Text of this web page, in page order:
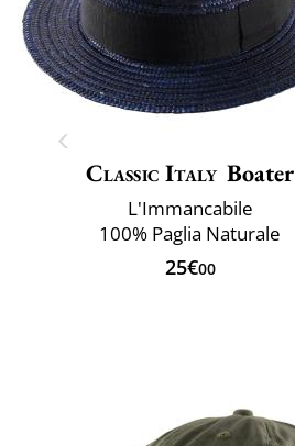
Classic Italy Boater
L'Immancabile
100% Paglia Naturale
25€00